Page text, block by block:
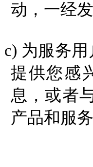
动，一经
c) 为服务
提供您感
息，或者
产品和服